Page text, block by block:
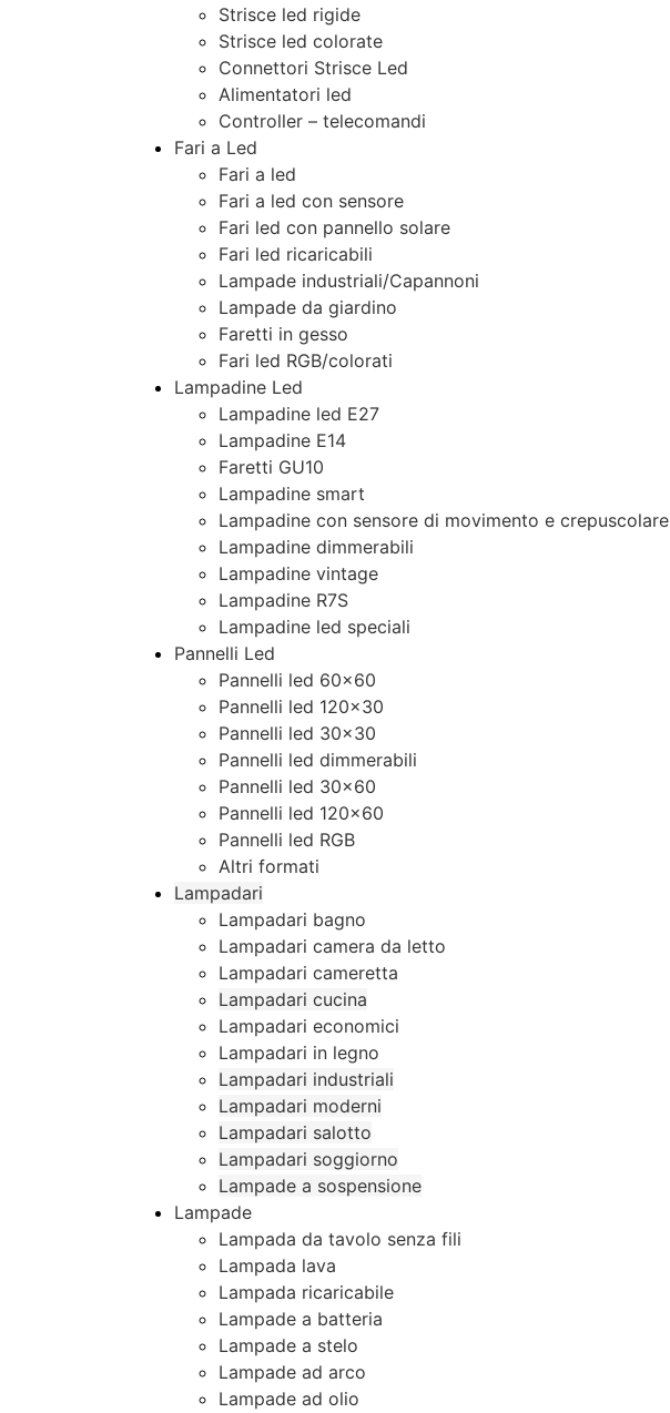
Strisce led rigide
Strisce led colorate
Connettori Strisce Led
Alimentatori led
Controller – telecomandi
Fari a Led
Fari a led
Fari a led con sensore
Fari led con pannello solare
Fari led ricaricabili
Lampade industriali/Capannoni
Lampade da giardino
Faretti in gesso
Fari led RGB/colorati
Lampadine Led
Lampadine led E27
Lampadine E14
Faretti GU10
Lampadine smart
Lampadine con sensore di movimento e crepuscolare
Lampadine dimmerabili
Lampadine vintage
Lampadine R7S
Lampadine led speciali
Pannelli Led
Pannelli led 60×60
Pannelli led 120×30
Pannelli led 30×30
Pannelli led dimmerabili
Pannelli led 30×60
Pannelli led 120×60
Pannelli led RGB
Altri formati
Lampadari
Lampadari bagno
Lampadari camera da letto
Lampadari cameretta
Lampadari cucina
Lampadari economici
Lampadari in legno
Lampadari industriali
Lampadari moderni
Lampadari salotto
Lampadari soggiorno
Lampade a sospensione
Lampade
Lampada da tavolo senza fili
Lampada lava
Lampada ricaricabile
Lampade a batteria
Lampade a stelo
Lampade ad arco
Lampade ad olio